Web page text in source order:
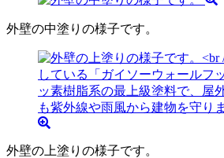
外壁の中塗りの様子です。
外壁の上塗りの様子です。